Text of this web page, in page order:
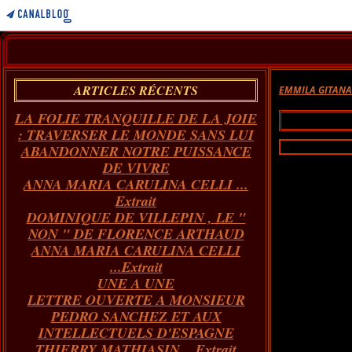
ARTICLES RÉCENTS
LA FOLIE TRANQUILLE DE LA JOIE
: TRAVERSER LE MONDE SANS LUI
ABANDONNER NOTRE PUISSANCE
DE VIVRE
ANNA MARIA CARULINA CELLI ...
Extrait
DOMINIQUE DE VILLEPIN , LE "
NON " DE FLORENCE ARTHAUD
ANNA MARIA CARULINA CELLI
...Extrait
UNE A UNE
LETTRE OUVERTE A MONSIEUR
PEDRO SANCHEZ ET AUX
INTELLECTUELS D'ESPAGNE
EMMILA GITANA